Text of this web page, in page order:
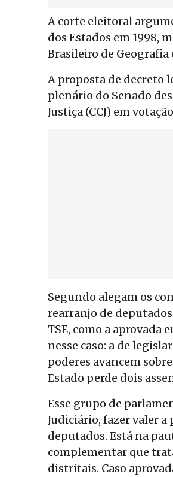
A corte eleitoral
dos Estados em 1998,
Brasileiro de Geografia
A proposta de decreto
plenário do Senado
Justiça (CCJ) em
Segundo alegam os
rearranjo de
TSE, como a aprovada
nesse caso: a de
poderes avancem
Estado perde dois
Esse grupo de
Judiciário, fazer valer
deputados. Está na
complementar que
distritais. Caso